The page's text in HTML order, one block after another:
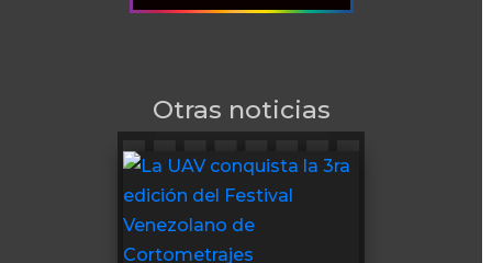
Otras noticias